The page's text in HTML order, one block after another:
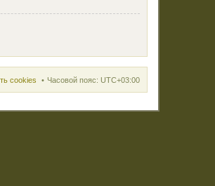
Часовой пояс: UTC+03:00
cookies